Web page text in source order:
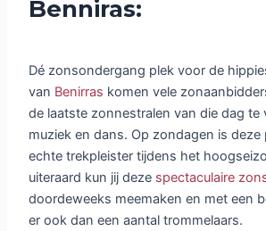
Benniras:
Dé zonsondergang plek voor de
van Benirras komen vele
de laatste zonnestralen van die dag te
muziek en dans. Op zondagen is deze
echte trekpleister tijdens het
uiteraard kun jij deze spectaculaire
doordeweeks meemaken en met een
er ook dan een aantal trommelaars.